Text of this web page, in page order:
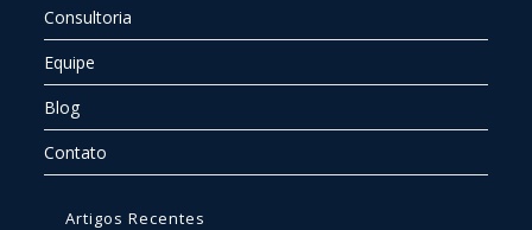
Consultoria
Equipe
Blog
Contato
Artigos Recentes